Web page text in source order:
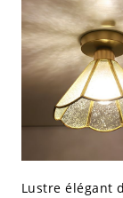
Lanterne
Lustre élégant